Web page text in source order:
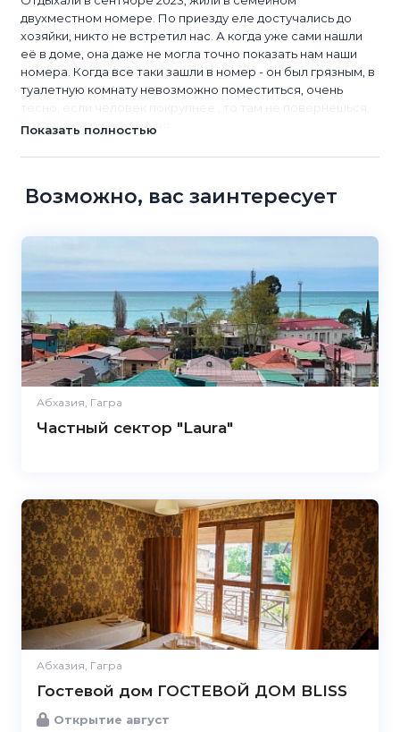
двухместном номере. По приезду еле достучались до
хозяйки, никто не встретил нас. А когда уже сами нашли
её в доме, она даже не могла точно показать нам наши
номера. Когда все таки зашли в номер - он был грязным, в
туалетную комнату невозможно поместиться, очень
Хозяйка не приветливая.
Показать полностью
Возможно, вас заинтересует
Абхазия, Гагра
Частный сектор "Laura"
Абхазия, Гагра
Гостевой дом ГОСТЕВОЙ ДОМ BLISS
Открытие август